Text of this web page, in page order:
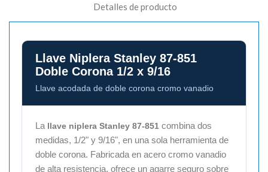
Detalles de producto
Llave Niplera Stanley 87-851
Doble Corona 1/2 x 9/16
Llave acodada de doble corona cromo vanadio
La llave niplera Stanley 87-851 combina dos
medidas, 1/2" y 9/16", en una sola herramienta de
doble corona. Fabricada en acero cromo vanadio
de alta resistencia, ofrece un agarre seguro sobre